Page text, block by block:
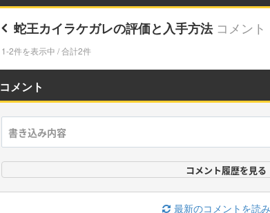
蛇王カイラケガレの評価と入手方法 コメント
1-2件を表示中 / 合計2件
コメント
コメント履歴を見る
最新のコメントを読